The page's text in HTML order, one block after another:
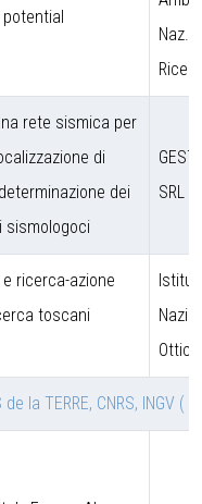
Naz.
rete sismica per
di
dei
sismologoci
SRL
e ricerca-azione
toscani
Ottica
la TERRE, CNRS, INGV ( 2